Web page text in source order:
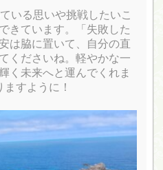
いる思いや挑戦したいこ
きています。「失敗した
は脇に置いて、自分の直
くださいね。軽やかな一
く未来へと運んでくれま
すように！